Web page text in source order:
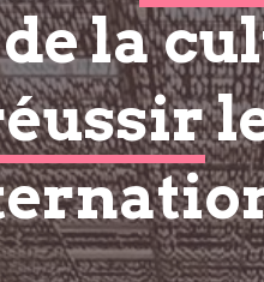
la